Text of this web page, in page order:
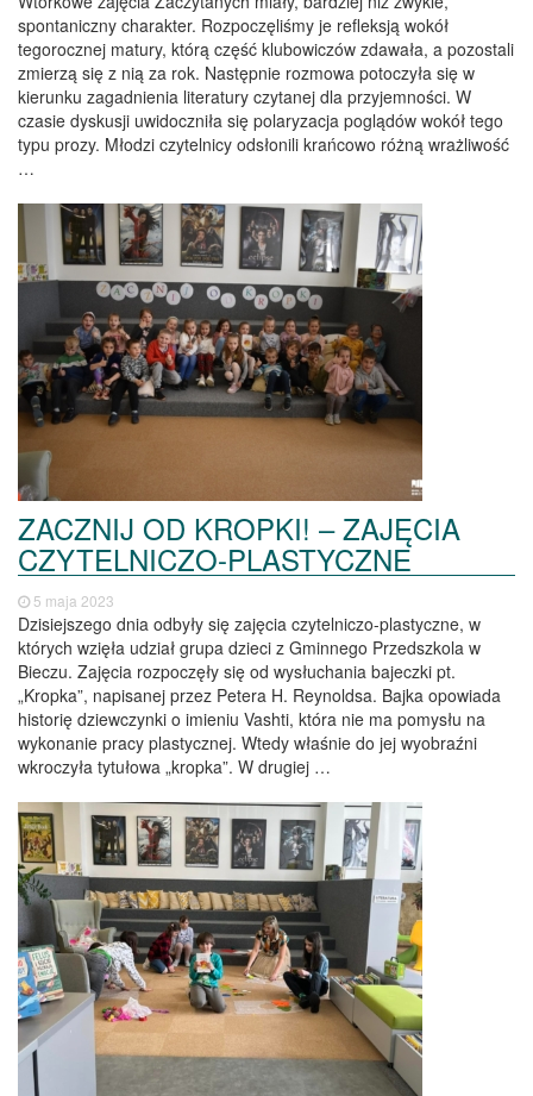
spontaniczny charakter. Rozpoczęliśmy je refleksją wokół
tegorocznej matury, którą część klubowiczów zdawała, a pozostali
zmierzą się z nią za rok. Następnie rozmowa potoczyła się w
kierunku zagadnienia literatury czytanej dla przyjemności. W
czasie dyskusji uwidoczniła się polaryzacja poglądów wokół tego
typu prozy. Młodzi czytelnicy odsłonili krańcowo różną wrażliwość
…
ZACZNIJ OD KROPKI! – ZAJĘCIA
CZYTELNICZO-PLASTYCZNE
5 maja 2023
Dzisiejszego dnia odbyły się zajęcia czytelniczo-plastyczne, w
których wzięła udział grupa dzieci z Gminnego Przedszkola w
Bieczu. Zajęcia rozpoczęły się od wysłuchania bajeczki pt.
„Kropka”, napisanej przez Petera H. Reynoldsa. Bajka opowiada
historię dziewczynki o imieniu Vashti, która nie ma pomysłu na
wykonanie pracy plastycznej. Wtedy właśnie do jej wyobraźni
wkroczyła tytułowa „kropka”. W drugiej …